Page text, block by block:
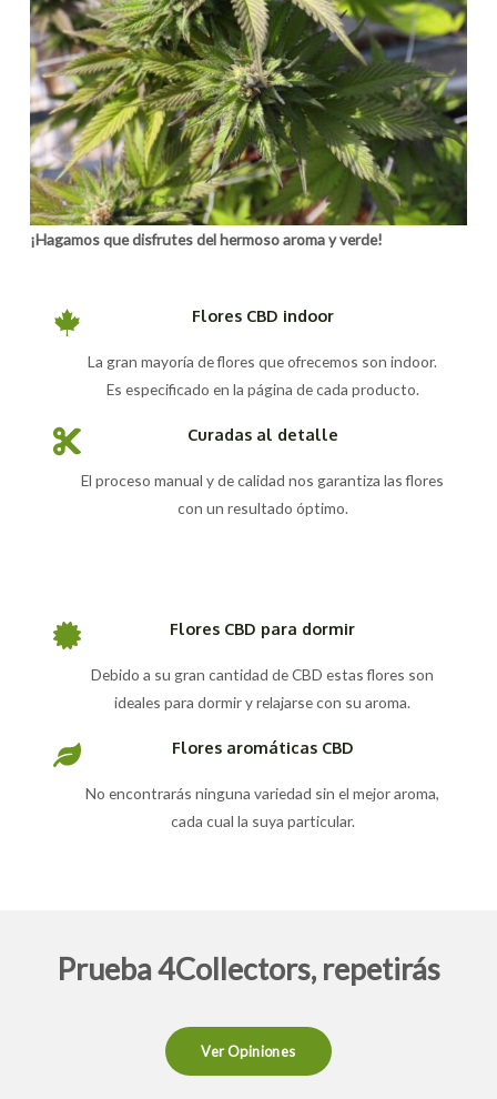
¡Hagamos que disfrutes del hermoso aroma y verde!
Flores CBD indoor
La gran mayoría de flores que ofrecemos son indoor.
Es especificado en la página de cada producto.
Curadas al detalle
El proceso manual y de calidad nos garantiza las flores
con un resultado óptimo.
Flores CBD para dormir
Debido a su gran cantidad de CBD estas flores son
ideales para dormir y relajarse con su aroma.
Flores aromáticas CBD
No encontrarás ninguna variedad sin el mejor aroma,
cada cual la suya particular.
Prueba 4Collectors, repetirás
Ver Opiniones